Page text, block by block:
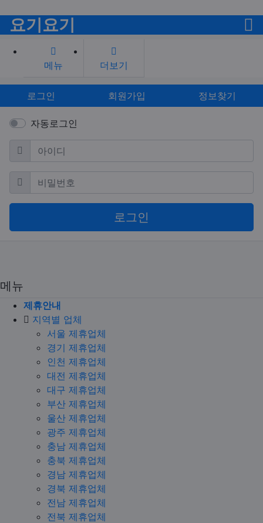
요기요기
메뉴 더보기
로그인 회원가입 정보찾기
자동로그인
아이디
필수
비밀번호 필수
로그인
메뉴
제휴안내
지역별 업체
서울 제휴업체
경기 제휴업체
인천 제휴업체
대전 제휴업체
대구 제휴업체
부산 제휴업체
울산 제휴업체
광주 제휴업체
충남 제휴업체
충북 제휴업체
경남 제휴업체
경북 제휴업체
전남 제휴업체
전북 제휴업체